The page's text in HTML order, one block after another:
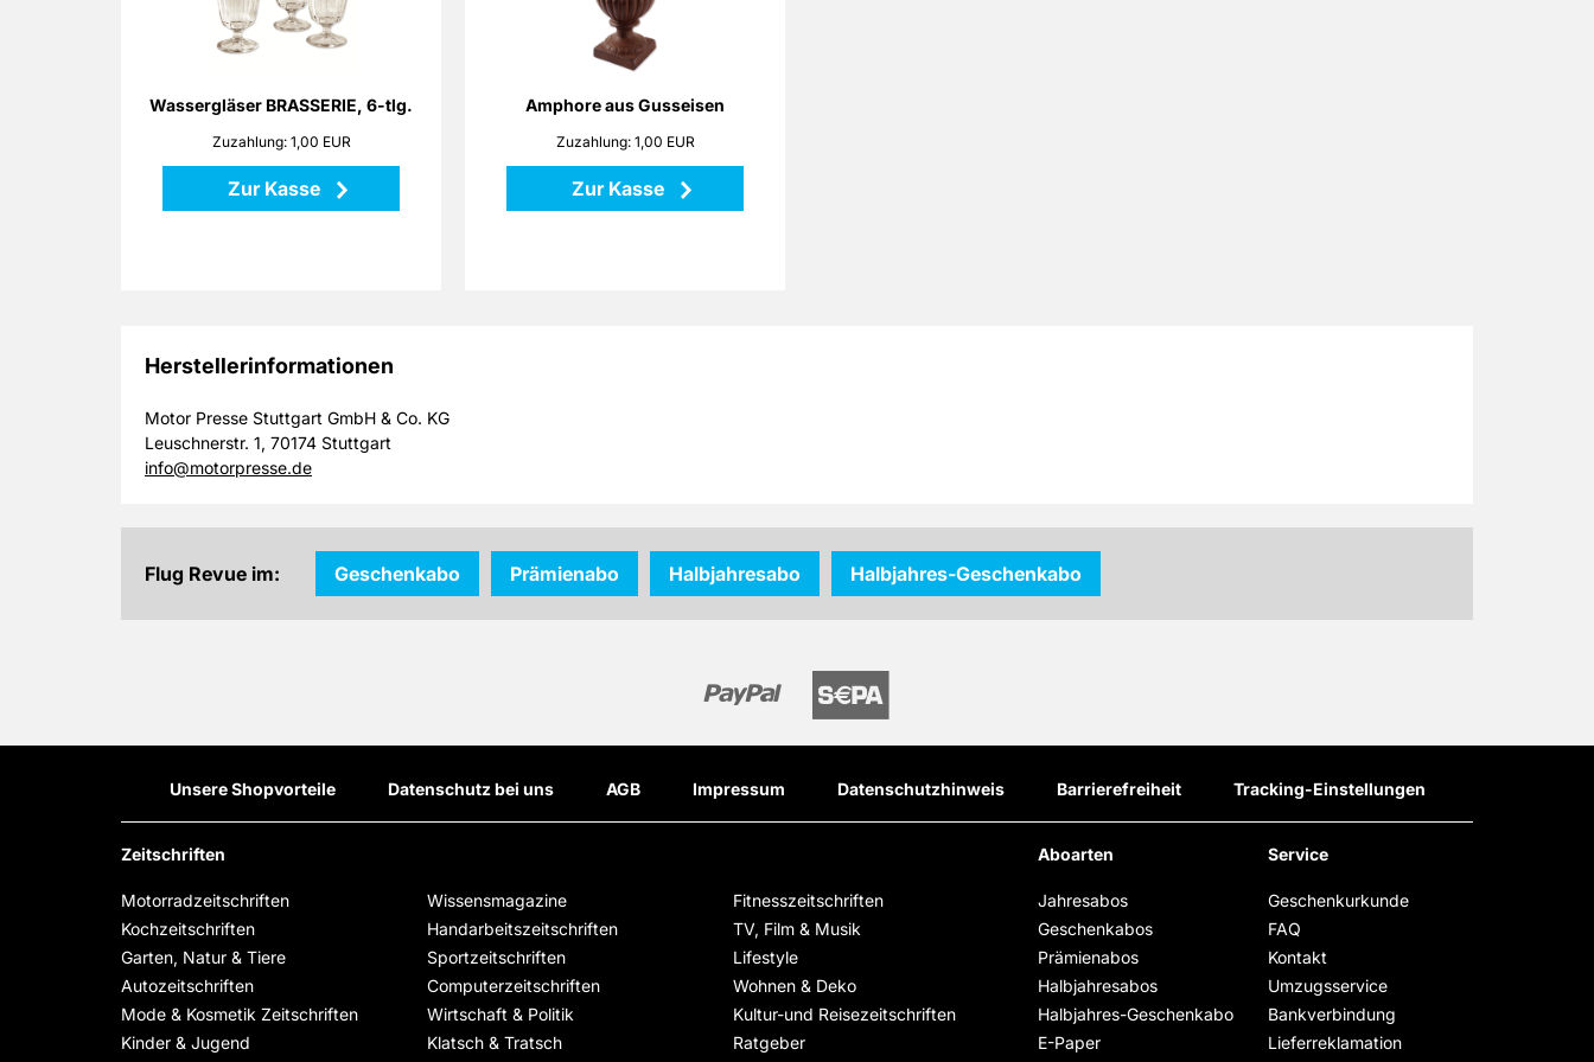
Wassergläser BRASSERIE, 6-tlg.
Zuzahlung: 1,00 EUR
Zur Kasse
Die Gläser BRASSERIE erinnern an
Urlaub in der Provence. In ihnen
werden Wasser oder Wein ganz im
Zurück
Amphore aus Gusseisen
Zuzahlung: 1,00 EUR
Zur Kasse
angerostete Gusseisen erinnern an
mediterrane Gärten. Setzen Sie mit
dieser Amphore sowohl Pflanzen
Szene!
Höhe: 25 cm
Maße: 18 x 18 x 25 cm
Material: Gusseisen
Zurück
Herstellerinformationen
Motor Presse Stuttgart GmbH & Co. KG
Leuschnerstr. 1, 70174 Stuttgart
info@motorpresse.de
Flug Revue im: Geschenkabo Prämienabo Halbjahresabo Halbjahres-Geschenkabo
Unsere Shopvorteile Datenschutz bei uns AGB Impressum Datenschutzhinweis Barrierefreiheit Tracking-Einstellungen
Zeitschriften
Motorradzeitschriften Wissensmagazine
Fitnesszeitschriften
Kochzeitschriften
Handarbeitszeitschriften
TV, Film & Musik
Garten, Natur & Tiere
Sportzeitschriften
Lifestyle
Autozeitschriften
Computerzeitschriften
Wohnen & Deko
Mode & Kosmetik Zeitschriften
Wirtschaft & Politik
Kultur-und Reisezeitschriften
Kinder & Jugend
Klatsch & Tratsch
Ratgeber
Aboarten
Jahresabos
Geschenkabos
Prämienabos
Halbjahresabos
Halbjahres-Geschenkabo
E-Paper
Service
Geschenkurkunde
FAQ
Kontakt
Umzugsservice
Bankverbindung
Lieferreklamation